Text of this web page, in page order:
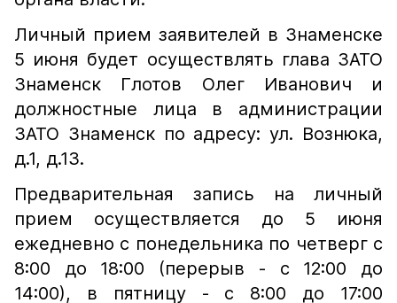
Личный прием заявителей в Знаменске
5 июня будет осуществлять глава ЗАТО
Знаменск Глотов Олег Иванович и
должностные лица в администрации
ЗАТО Знаменск по адресу: ул. Вознюка,
д.1, д.13.
Предварительная запись на личный
прием осуществляется до 5 июня
ежедневно с понедельника по четверг с
8:00 до 18:00 (перерыв - с 12:00 до
14:00), в пятницу - с 8:00 до 17:00